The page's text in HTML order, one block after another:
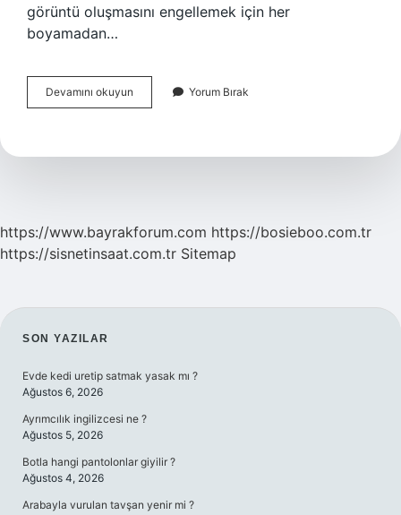
görüntü oluşmasını engellemek için her
boyamadan…
Devamını okuyun
Astar
Yarar
Yorum Bırak
https://www.bayrakforum.com https://bosieboo.com.tr
https://sisnetinsaat.com.tr Sitemap
SIDEBAR
SON YAZILAR
Evde kedi uretip satmak yasak mı ?
Ağustos 6, 2026
Ayrımcılık ingilizcesi ne ?
Ağustos 5, 2026
Botla hangi pantolonlar giyilir ?
Ağustos 4, 2026
Arabayla vurulan tavşan yenir mi ?